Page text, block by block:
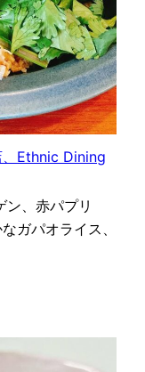
、Ethnic Dining
、赤パプリ
ガパオライス、